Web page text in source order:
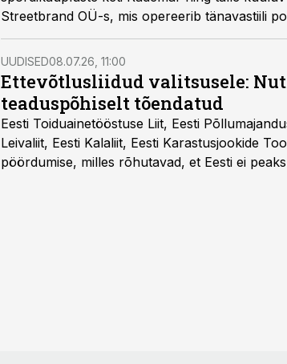
Streetbrand OÜ-s, mis opereerib tänavastiili
UUDISED08.07.26, 11:00
Ettevõtlusliidud valitsusele:
teaduspõhiselt tõendatud
Eesti Toiduainetööstuse Liit, Eesti
Leivaliit, Eesti Kalaliit, Eesti Karastusjookide
pöördumise, milles rõhutavad, et Eesti ei